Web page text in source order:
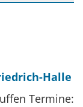
Halle
Termine: